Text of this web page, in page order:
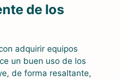
de los
adquirir equipos
un buen uso de los
de forma resaltante,